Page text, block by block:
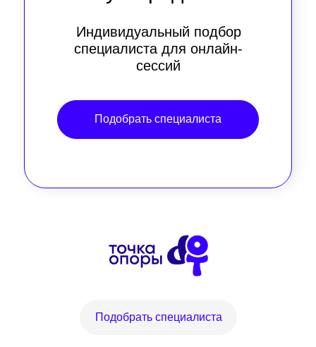
Индивидуальный подбор
специалиста для онлайн-
сессий
Подобрать специалиста
Подобрать специалиста